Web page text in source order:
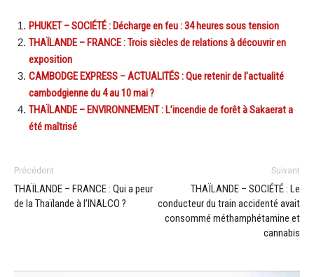
PHUKET – SOCIÉTÉ : Décharge en feu : 34 heures sous tension
THAÏLANDE – FRANCE : Trois siècles de relations à découvrir en
exposition
CAMBODGE EXPRESS – ACTUALITÉS : Que retenir de l’actualité
cambodgienne du 4 au 10 mai ?
THAÏLANDE – ENVIRONNEMENT : L’incendie de forêt à Sakaerat a
été maîtrisé
Précédent
THAÏLANDE – FRANCE : Qui a peur
de la Thaïlande à l’INALCO ?
Suivant
THAÏLANDE – SOCIÉTÉ : Le
conducteur du train accidenté avait
consommé méthamphétamine et
cannabis